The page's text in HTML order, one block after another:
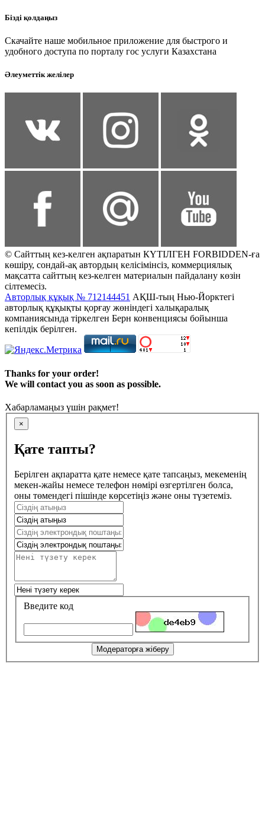
Бізді қолдаңыз
Скачайте наше мобильное приложение для быстрого и
удобного доступа по порталу гос услуги Казахстана
Әлеуметтік желілер
© Сайттың кез-келген ақпаратын КҮТІЛГЕН FORBIDDEN-ға
көшіру, сондай-ақ автордың келісімінсіз, коммерциялық
мақсатта сайттың кез-келген материалын пайдалану көзін
сілтемесіз.
Авторлық құқық № 712144451 АҚШ-тың Нью-Йорктегі
авторлық құқықты қорғау жөніндегі халықаралық
компаниясында тіркелген Берн конвенциясы бойынша
кепілдік берілген.
Thanks for your order!
We will contact you as soon as possible.
Хабарламаңыз үшін рақмет!
×
Қате тапты?
Берілген ақпаратта қате немесе қате тапсаңыз, мекеменің
мекен-жайы немесе телефон нөмірі өзгертілген болса,
оны төмендегі пішінде көрсетіңіз және оны түзетеміз.
Введите код
Модераторға жіберу